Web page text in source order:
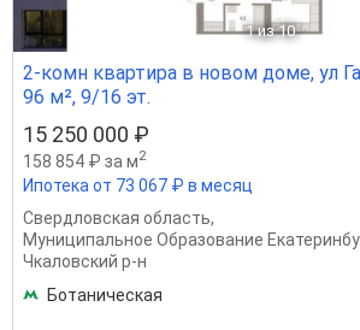
1 из 10
2-комн квартира в новом доме, ул
96 м², 9/16 эт.
15 250 000 ₽
158 854 ₽ за м2
Ипотека от 73 067 ₽ в месяц
Свердловская область,
Муниципальное Образование
Чкаловский р-н
Ботаническая